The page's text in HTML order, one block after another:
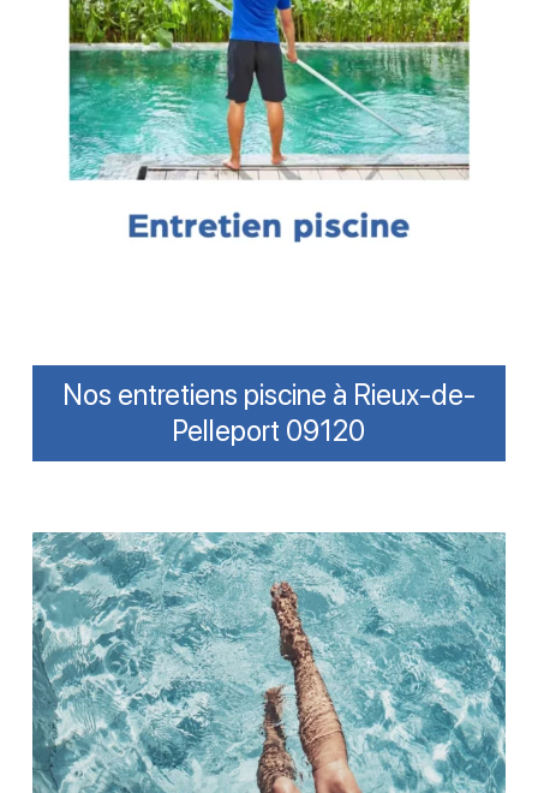
Nos entretiens piscine à Rieux-de-
Pelleport 09120
Améliorer
la
clarté
de
l’eau
avec